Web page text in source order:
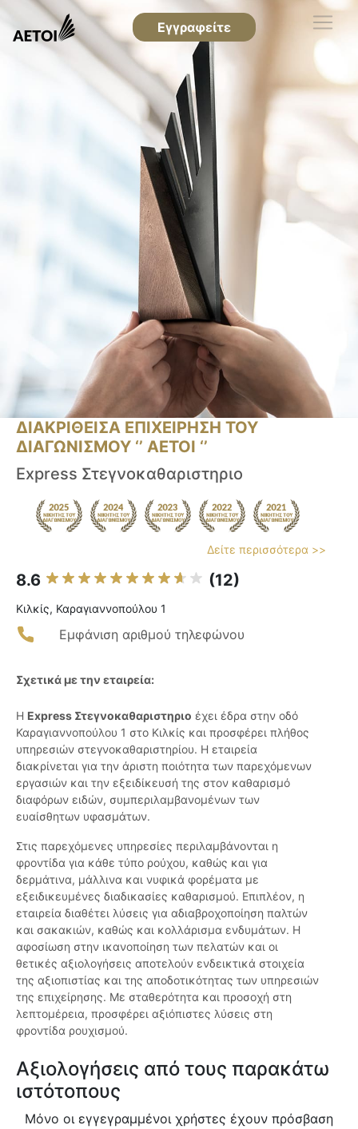
Εγγραφείτε
ΔΙΑΚΡΙΘΕΙΣΑ ΕΠΙΧΕΙΡΗΣΗ ΤΟΥ
ΔΙΑΓΩΝΙΣΜΟΥ ‘’ ΑΕΤΟΙ ‘’
Express Στεγνοκαθαριστηριο
Δείτε περισσότερα >>
8.6 (12)
Κιλκίς, Καραγιαννοπούλου 1
Εμφάνιση αριθμού τηλεφώνου
Σχετικά με την εταιρεία:
Η Express Στεγνοκαθαριστηριο έχει έδρα στην οδό
Καραγιαννοπούλου 1 στο Κιλκίς και προσφέρει πλήθος
υπηρεσιών στεγνοκαθαριστηρίου. Η εταιρεία
διακρίνεται για την άριστη ποιότητα των παρεχόμενων
εργασιών και την εξειδίκευσή της στον καθαρισμό
διαφόρων ειδών, συμπεριλαμβανομένων των
ευαίσθητων υφασμάτων.
Στις παρεχόμενες υπηρεσίες περιλαμβάνονται η
φροντίδα για κάθε τύπο ρούχου, καθώς και για
δερμάτινα, μάλλινα και νυφικά φορέματα με
εξειδικευμένες διαδικασίες καθαρισμού. Επιπλέον, η
εταιρεία διαθέτει λύσεις για αδιαβροχοποίηση παλτών
και σακακιών, καθώς και κολλάρισμα ενδυμάτων. Η
αφοσίωση στην ικανοποίηση των πελατών και οι
θετικές αξιολογήσεις αποτελούν ενδεικτικά στοιχεία
της αξιοπιστίας και της αποδοτικότητας των υπηρεσιών
της επιχείρησης. Με σταθερότητα και προσοχή στη
λεπτομέρεια, προσφέρει αξιόπιστες λύσεις στη
φροντίδα ρουχισμού.
Αξιολογήσεις από τους παρακάτω
ιστότοπους
Μόνο οι εγγεγραμμένοι χρήστες έχουν πρόσβαση